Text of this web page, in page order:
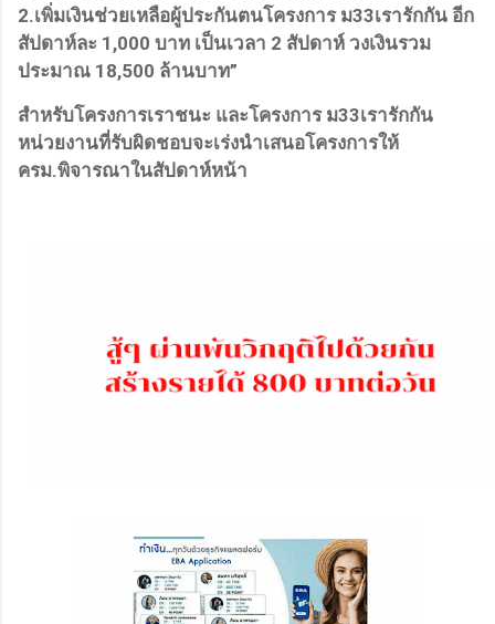
2.เพิ่มเงินช่วยเหลือผู้ประกันตนโครงการ ม33เรารักกัน อีก
สัปดาห์ละ 1,000 บาท เป็นเวลา 2 สัปดาห์ วงเงินรวม
ประมาณ 18,500 ล้านบาท”
สำหรับโครงการเราชนะ และโครงการ ม33เรารักกัน
หน่วยงานที่รับผิดชอบจะเร่งนำเสนอโครงการให้
ครม.พิจารณาในสัปดาห์หน้า